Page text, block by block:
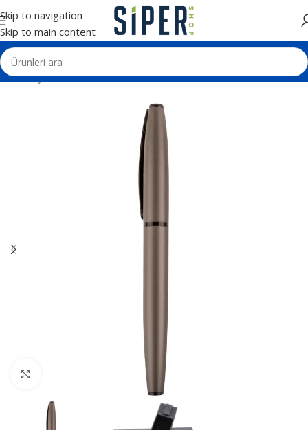
Skip to navigation
Skip to main content
Ana Sayfa Kalemler Tekli Kalem Setleri
Büyütmek için tıklayın